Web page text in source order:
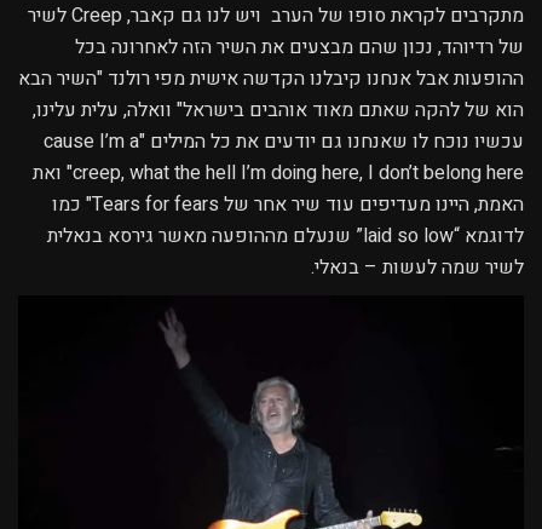
מתקרבים לקראת סופו של הערב ויש לנו גם קאבר, Creep לשיר
של רדיוהד, נכון שהם מבצעים את השיר הזה לאחרונה בכל
ההופעות אבל אנחנו קיבלנו הקדשה אישית מפי רולנד "השיר הבא
הוא של להקה שאתם מאוד אוהבים בישראל" וואלה, עלית עלינו,
עכשיו נוכח לו שאנחנו גם יודעים את כל המילים "cause I’m a
creep, what the hell I’m doing here, I don’t belong here" ואת
האמת, היינו מעדיפים עוד שיר אחר של Tears for fears" כמו
לדוגמא “laid so low” שנעלם מההופעה מאשר גירסא בנאלית
לשיר שמה לעשות – בנאלי.